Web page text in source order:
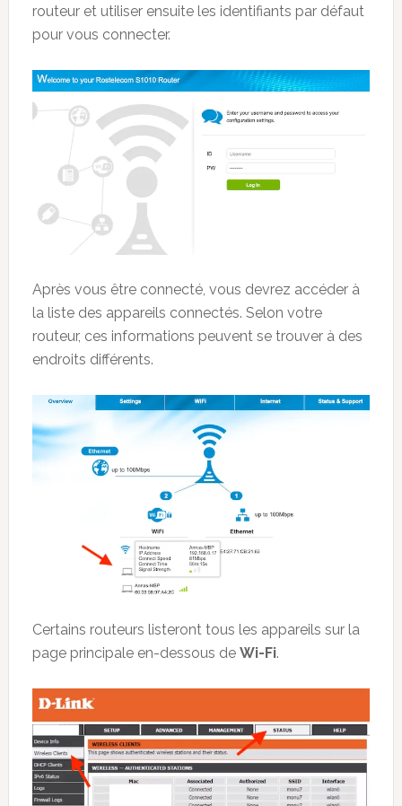
routeur et utiliser ensuite les identifiants par défaut
pour vous connecter.
Après vous être connecté, vous devrez accéder à
la liste des appareils connectés. Selon votre
routeur, ces informations peuvent se trouver à des
endroits différents.
Certains routeurs listeront tous les appareils sur la
page principale en-dessous de Wi-Fi.